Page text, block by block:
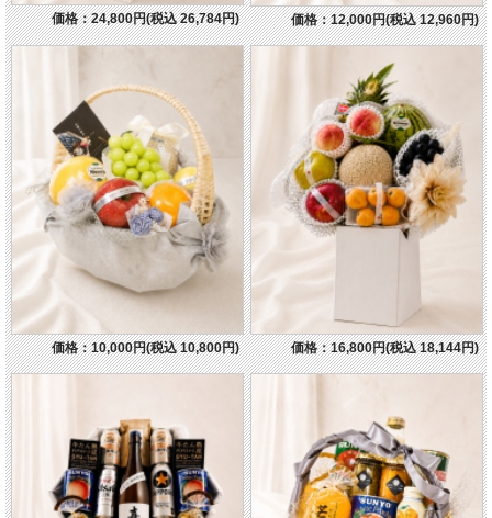
価格：24,800円(税込 26,784円) 価格：12,000円(税込 12,960円)
価格：10,000円(税込 10,800円) 価格：16,800円(税込 18,144円)